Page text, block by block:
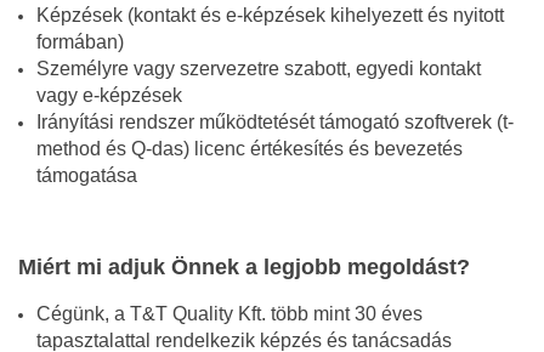
Képzések (kontakt és e-képzések kihelyezett és nyitott
formában)
Személyre vagy szervezetre szabott, egyedi kontakt
vagy e-képzések
Irányítási rendszer működtetését támogató szoftverek (t-
method és Q-das) licenc értékesítés és bevezetés
támogatása
Miért mi adjuk Önnek a legjobb megoldást?
Cégünk, a T&T Quality Kft. több mint 30 éves
tapasztalattal rendelkezik képzés és tanácsadás